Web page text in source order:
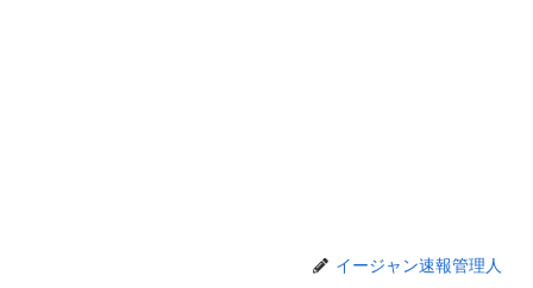
イージャン速報管理人